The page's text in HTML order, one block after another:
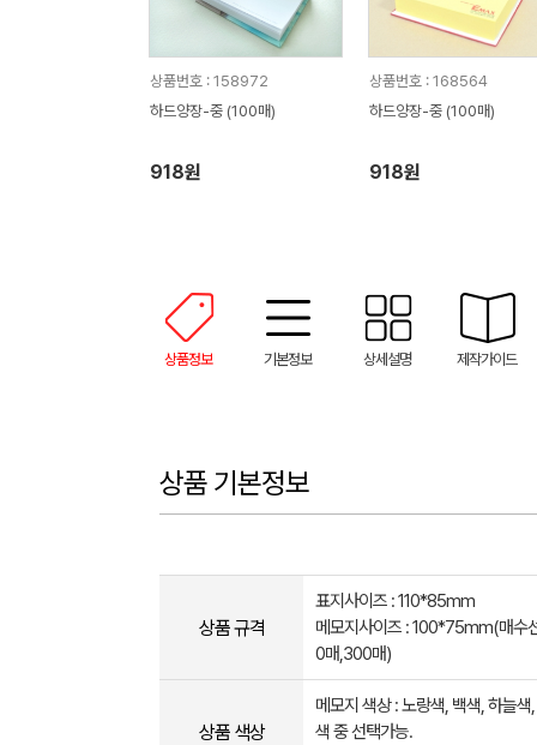
상품번호 : 158972
하드양장-중 (100매)
918원
상품번호 : 168564
하드양장-중 (100매)
918원
상품정보 기본정보 상세설명 제작가이드
상품 기본정보
상품 규격
표지사이즈 : 110*85mm
메모지사이즈 : 100*75mm(매수
0매,300매)
상품 색상
메모지 색상 : 노랑색, 백색, 하늘색
색 중 선택가능.